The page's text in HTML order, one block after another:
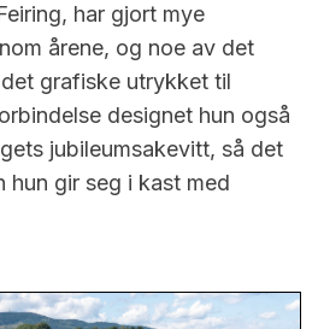
har gjort mye
årene, og noe av det
grafiske utrykket til
designet hun også
jubileumsakevitt, så det
hun gir seg i kast med